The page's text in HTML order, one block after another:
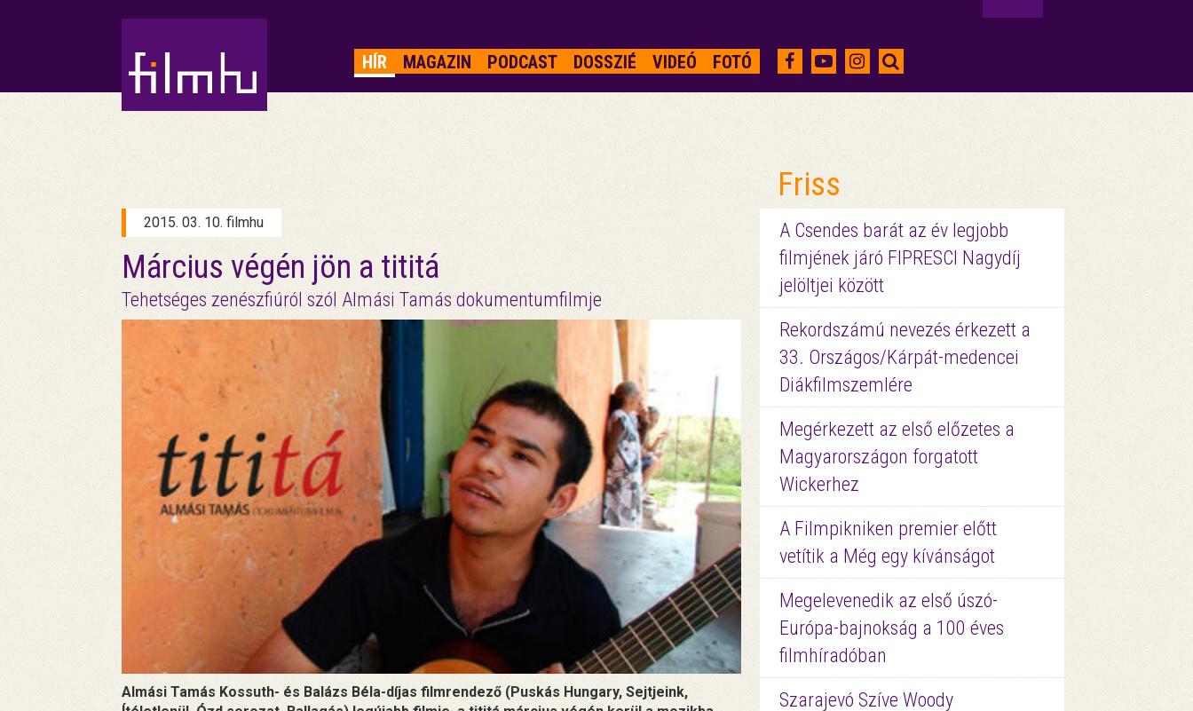
HÍR MAGAZIN PODCAST DOSSZIÉ VIDEÓ FOTÓ
2015. 03. 10. filmhu
Március végén jön a tititá
Tehetséges zenészfiúról szól Almási Tamás dokumentumfilmje
Almási Tamás Kossuth- és Balázs Béla-díjas filmrendező (Puskás Hungary, Sejtjeink,
Friss
A Csendes barát az év legjobb
filmjének járó FIPRESCI Nagydíj
jelöltjei között
Rekordszámú nevezés érkezett a
33. Országos/Kárpát-medencei
Diákfilmszemlére
Megérkezett az első előzetes a
Magyarországon forgatott
Wickerhez
A Filmpikniken premier előtt
vetítik a Még egy kívánságot
Megelevenedik az első úszó-
Európa-bajnokság a 100 éves
filmhíradóban
Szarajevó Szíve Woody